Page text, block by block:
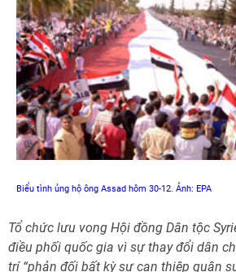
Biểu tình ủng hộ ông Assad hôm 30-12. Ảnh: EPA
Tổ chức lưu vong Hội đồng Dân tộc
điều phối quốc gia vì sự thay đổi dân
trí “phản đối bất kỳ sự can thiệp quân